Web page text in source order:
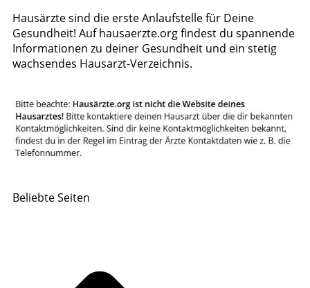
Hausärzte sind die erste Anlaufstelle für Deine
Gesundheit! Auf hausaerzte.org findest du spannende
Informationen zu deiner Gesundheit und ein stetig
wachsendes Hausarzt-Verzeichnis.
Beliebte Seiten